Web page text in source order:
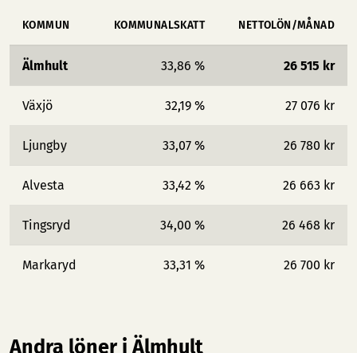
KOMMUN KOMMUNALSKATT NETTOLÖN/MÅNAD
Älmhult 33,86 % 26 515 kr
Växjö 32,19 % 27 076 kr
Ljungby 33,07 % 26 780 kr
Alvesta 33,42 % 26 663 kr
Tingsryd 34,00 % 26 468 kr
Markaryd 33,31 % 26 700 kr
Andra löner i Älmhult